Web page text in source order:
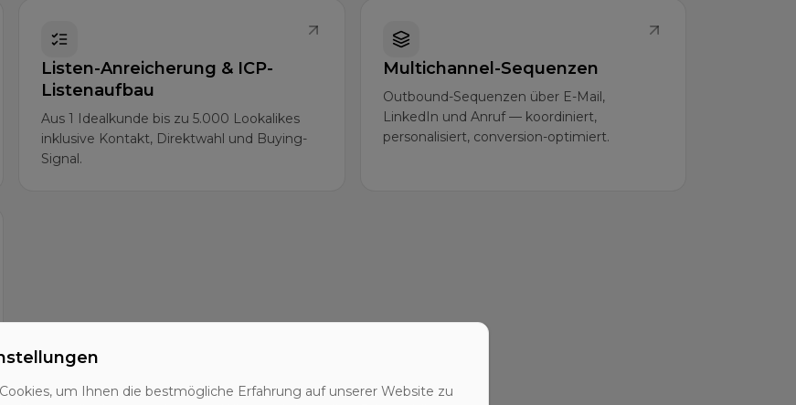
Listen-Anreicherung & ICP-
Listenaufbau
Aus 1 Idealkunde bis zu 5.000 Lookalikes
inklusive Kontakt, Direktwahl und Buying-
Signal.
Multichannel-Sequenzen
Outbound-Sequenzen über E-Mail,
LinkedIn und Anruf — koordiniert,
personalisiert, conversion-optimiert.
um Ihnen die bestmögliche Erfahrung auf unserer Website zu